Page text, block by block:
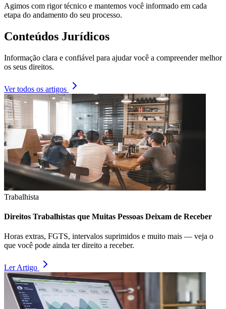
Agimos com rigor técnico e mantemos você informado em cada
etapa do andamento do seu processo.
Conteúdos Jurídicos
Informação clara e confiável para ajudar você a compreender melhor
os seus direitos.
Ver todos os artigos
Trabalhista
Direitos Trabalhistas que Muitas Pessoas Deixam de Receber
Horas extras, FGTS, intervalos suprimidos e muito mais — veja o
que você pode ainda ter direito a receber.
Ler Artigo